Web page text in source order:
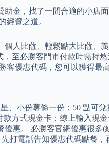
金，找了一間合適的小
經營之道。
人比薩、輕鬆點大比薩
至必勝客門市付款時需持
優惠代碼，您可以獲得最高
、小份薯條一份；50 點可
方式現金卡：線上輸入現
惠。 必勝客官網優惠很多
打電話告知優惠代碼點餐